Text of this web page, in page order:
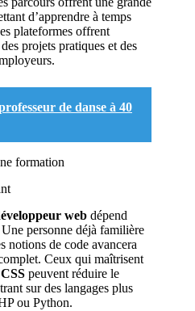
d’apprendre à temps
plateformes offrent
projets pratiques et des
de danse à 40
formation
web dépend
personne déjà familière
notions de code avancera
Ceux qui maîtrisent
peuvent réduire le
sur des langages plus
ou Python.